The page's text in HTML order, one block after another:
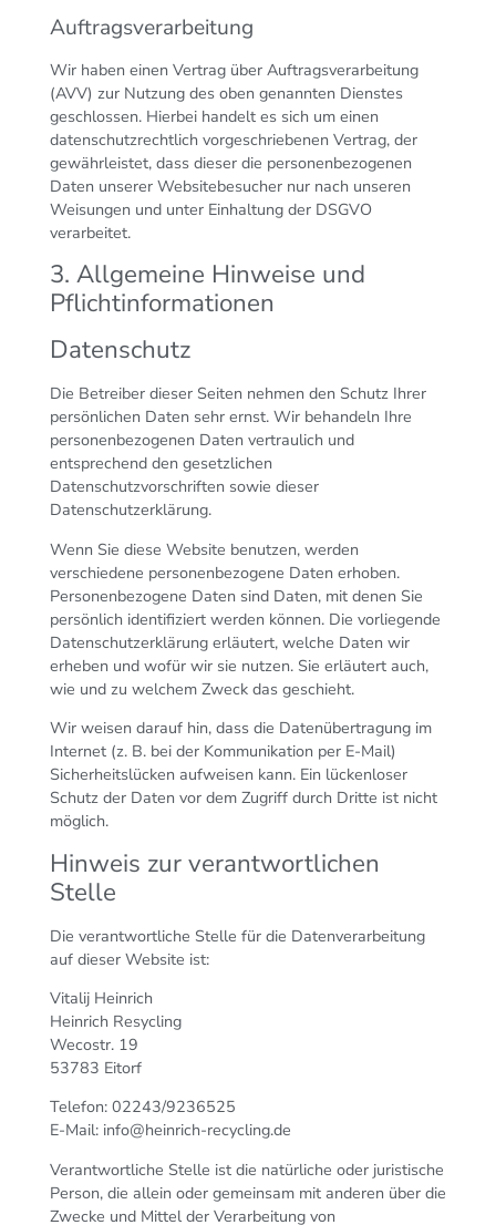
Auftragsverarbeitung
Wir haben einen Vertrag über Auftragsverarbeitung
(AVV) zur Nutzung des oben genannten Dienstes
geschlossen. Hierbei handelt es sich um einen
datenschutzrechtlich vorgeschriebenen Vertrag, der
gewährleistet, dass dieser die personenbezogenen
Daten unserer Websitebesucher nur nach unseren
Weisungen und unter Einhaltung der DSGVO
verarbeitet.
3. Allgemeine Hinweise und
Pflicht­informationen
Datenschutz
Die Betreiber dieser Seiten nehmen den Schutz Ihrer
persönlichen Daten sehr ernst. Wir behandeln Ihre
personenbezogenen Daten vertraulich und
entsprechend den gesetzlichen
Datenschutzvorschriften sowie dieser
Datenschutzerklärung.
Wenn Sie diese Website benutzen, werden
verschiedene personenbezogene Daten erhoben.
Personenbezogene Daten sind Daten, mit denen Sie
persönlich identifiziert werden können. Die vorliegende
Datenschutzerklärung erläutert, welche Daten wir
erheben und wofür wir sie nutzen. Sie erläutert auch,
wie und zu welchem Zweck das geschieht.
Wir weisen darauf hin, dass die Datenübertragung im
Internet (z. B. bei der Kommunikation per E-Mail)
Sicherheitslücken aufweisen kann. Ein lückenloser
Schutz der Daten vor dem Zugriff durch Dritte ist nicht
möglich.
Hinweis zur verantwortlichen
Stelle
Die verantwortliche Stelle für die Datenverarbeitung
auf dieser Website ist:
Vitalij Heinrich
Heinrich Resycling
Wecostr. 19
53783 Eitorf
Telefon: 02243/9236525
E-Mail: info@heinrich-recycling.de
Verantwortliche Stelle ist die natürliche oder juristische
Person, die allein oder gemeinsam mit anderen über die
Zwecke und Mittel der Verarbeitung von